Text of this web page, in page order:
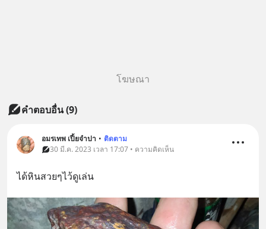
โฆษณา
คำตอบอื่น(9)
อมรเทพ เปี้ยจำปา • ติดตาม
30 มี.ค. 2023 เวลา 17:07 • ความคิดเห็น
ได้หินสวยๆไว้ดูเล่น